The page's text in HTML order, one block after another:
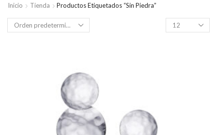
Inicio Tienda Productos Etiquetados “Sin Piedra”
Productos
por